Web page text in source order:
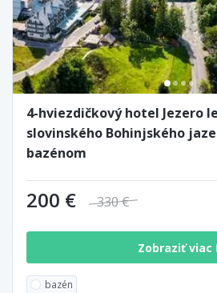
4-hviezdičkový hotel Jezero
slovinského Bohinjského
bazénom
200 € 330 €
Zobraziť viac
bazén